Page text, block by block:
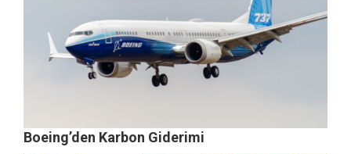
Boeing’den Karbon Giderimi